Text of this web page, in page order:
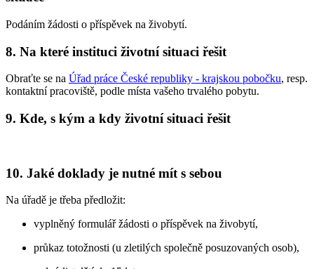
Podáním žádosti o příspěvek na živobytí.
8. Na které instituci životní situaci řešit
Obraťte se na Úřad práce České republiky - krajskou pobočku, resp.
kontaktní pracoviště, podle místa vašeho trvalého pobytu.
9. Kde, s kým a kdy životní situaci řešit
10. Jaké doklady je nutné mít s sebou
Na úřadě je třeba předložit:
vyplněný formulář žádosti o příspěvek na živobytí,
průkaz totožnosti (u zletilých společně posuzovaných osob),